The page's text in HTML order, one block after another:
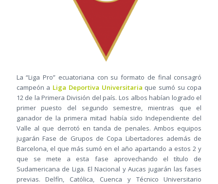
La “Liga Pro” ecuatoriana con su formato de final consagró
campeón a Liga Deportiva Universitaria que sumó su copa
12 de la Primera División del país. Los albos habían logrado el
primer puesto del segundo semestre, mientras que el
ganador de la primera mitad había sido Independiente del
Valle al que derrotó en tanda de penales. Ambos equipos
jugarán Fase de Grupos de Copa Libertadores además de
Barcelona, el que más sumó en el año apartando a estos 2 y
que se mete a esta fase aprovechando el título de
Sudamericana de Liga. El Nacional y Aucas jugarán las fases
previas. Delfín, Católica, Cuenca y Técnico Universitario